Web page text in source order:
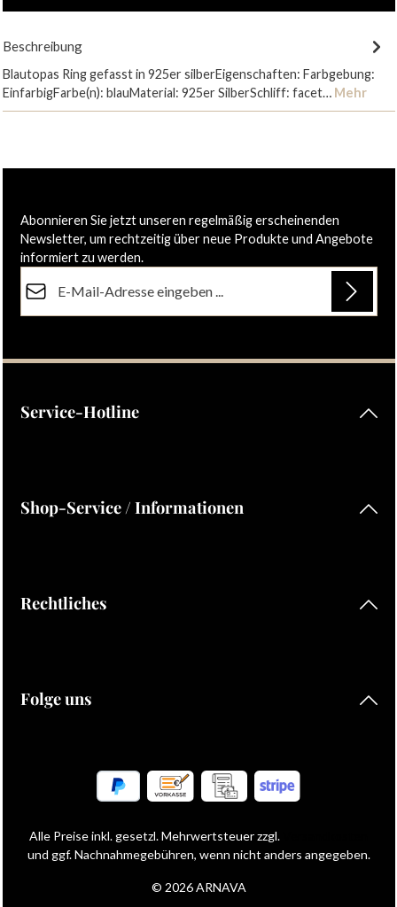
Beschreibung
Blautopas Ring gefasst in 925er silberEigenschaften: Farbgebung:
EinfarbigFarbe(n): blauMaterial: 925er SilberSchliff: facet… Mehr
Abonnieren Sie jetzt unseren regelmäßig erscheinenden
Newsletter, um rechtzeitig über neue Produkte und Angebote
informiert zu werden.
Ich habe dieDatenschutzbestimmungenzur Kenntnis
Service-Hotline
Shop-Service / Informationen
Rechtliches
Folge uns
© 2026 ARNAVA
Alle Preise inkl. gesetzl. Mehrwertsteuer zzgl.
und ggf. Nachnahmegebühren, wenn nicht anders angegeben.